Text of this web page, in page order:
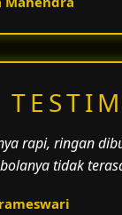
rapi, ringan
bolanya tidak